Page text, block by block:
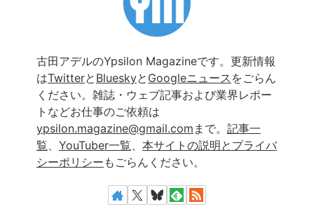
古田アデルのYpsilon Magazineです。更新情報
はTwitterと Blueskyと Googleニュース をごらん
ください。雑誌・ウェブ記事および業界レポー
トなどお仕事のご依頼は
ypsilon.magazine@gmail.com まで。 記事一
覧、 YouTuber一覧、 本サイトの説明とプライバ
シーポリシー もごらんください。